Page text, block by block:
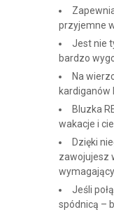
przyjemne
Jest nie
bardzo
Na
kardiganów
Bluzka
wakacje i
Dzięki
zawojujesz
Jeśli
spódnicą –